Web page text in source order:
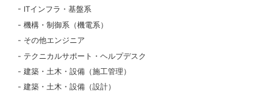
ITインフラ・基盤系
機構・制御系（機電系）
その他エンジニア
テクニカルサポート・ヘルプデスク
建築・土木・設備（施工管理）
建築・土木・設備（設計）